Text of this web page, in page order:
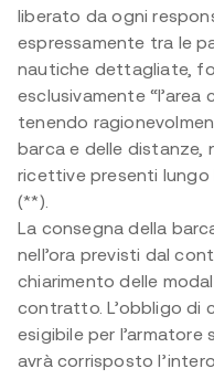
liberato da ogni
espressamente tra le
nautiche dettagliate,
esclusivamente “l’area
tenendo
barca e delle distanze,
ricettive presenti
(**).
La consegna della
nell’ora previsti dal
chiarimento delle
contratto. L’obbligo di
esigibile per
avrà corrisposto